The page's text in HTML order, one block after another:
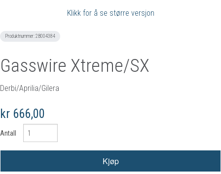
Klikk for å se større versjon
Produktnummer:2B004384
Gasswire Xtreme/SX
Derbi/Aprilia/Gilera
kr 666,00
Antall